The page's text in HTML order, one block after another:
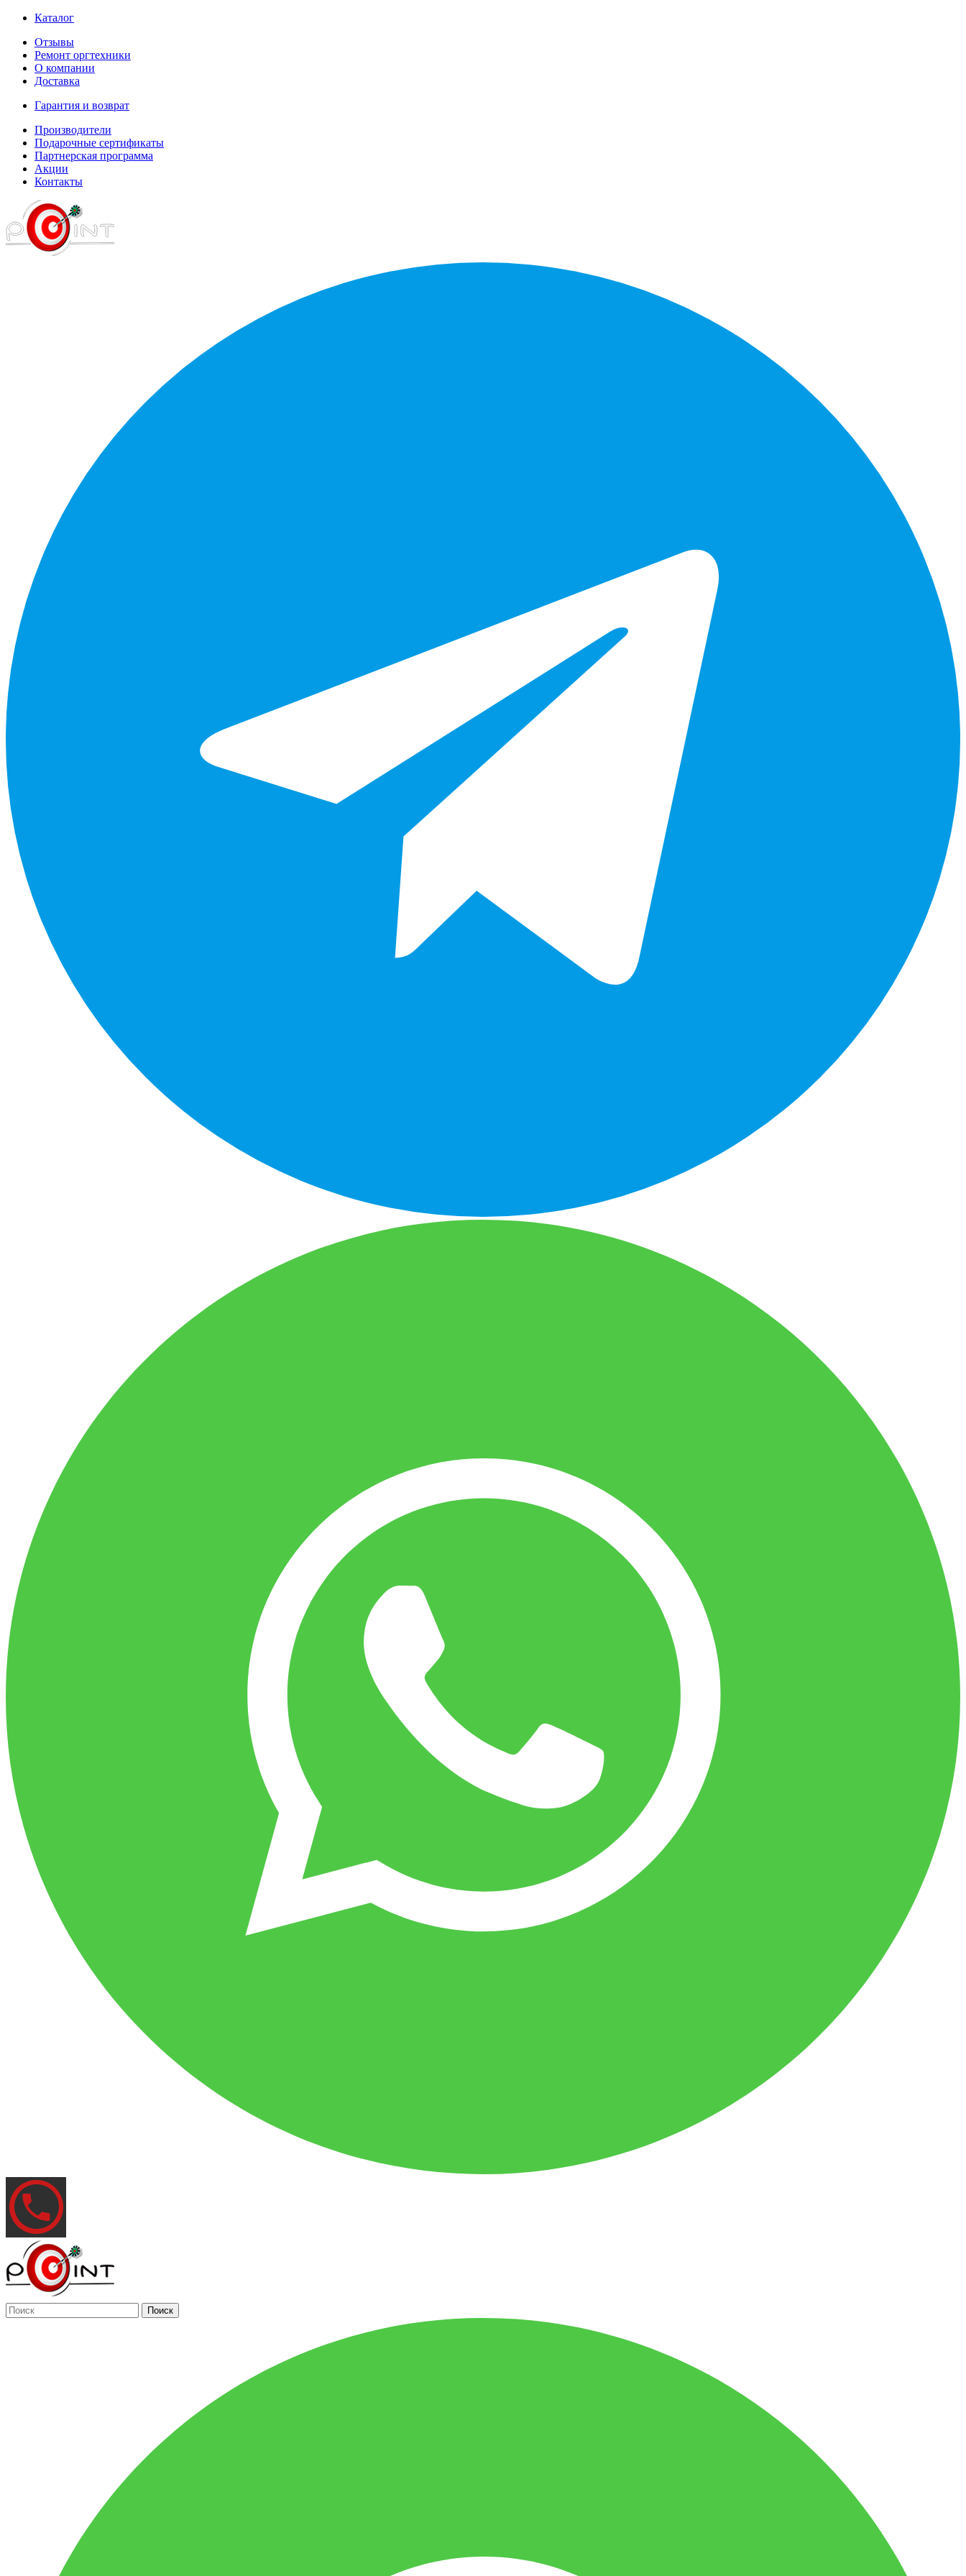
Каталог
Отзывы
Ремонт оргтехники
О компании
Доставка
Гарантия и возврат
Производители
Подарочные сертификаты
Партнерская программа
Акции
Контакты
Поиск